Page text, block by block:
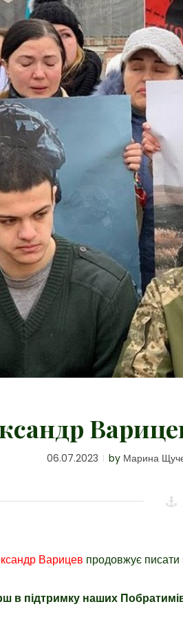
06.07.2023 by Марина
Варицев продовжує писати
в підтримку наших